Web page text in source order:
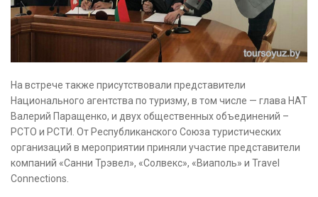
На встрече также присутствовали представители
Национального агентства по туризму, в том числе — глава НАТ
Валерий Паращенко, и двух общественных объединений –
РСТО и РСТИ. От Республиканского Союза туристических
организаций в мероприятии приняли участие представители
компаний «Санни Трэвел», «Солвекс», «Виаполь» и Travel
Connections.